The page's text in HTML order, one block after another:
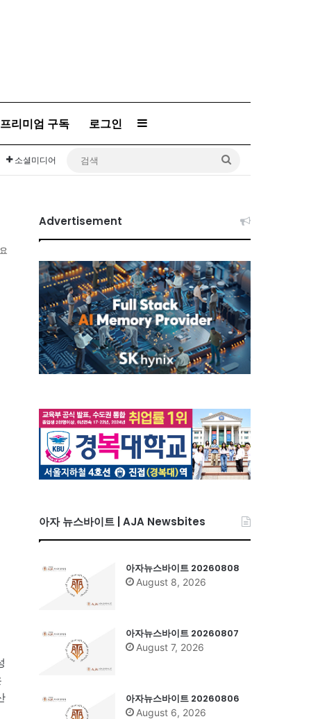
프리미엄 구독 로그인 Sidebar
소셜미디어
Advertisement
아자 뉴스바이트 | AJA Newsbites
아자뉴스바이트 20260808
August 8, 2026
아자뉴스바이트 20260807
August 7, 2026
아자뉴스바이트 20260806
August 6, 2026